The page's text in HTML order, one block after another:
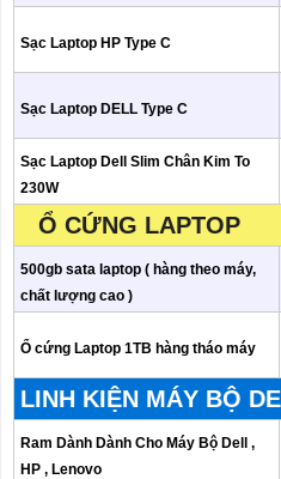
Sạc Laptop HP Type C
Sạc Laptop DELL Type C
Sạc Laptop Dell Slim Chân Kim To
230W
Ổ CỨNG LAPTOP
500gb sata laptop ( hàng theo máy,
chất lượng cao )
Ổ cứng Laptop 1TB hàng tháo máy
LINH KIỆN MÁY BỘ
Ram Dành Dành Cho Máy Bộ Dell ,
HP , Lenovo